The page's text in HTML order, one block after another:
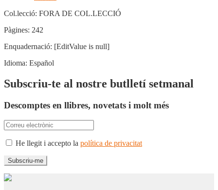
Col.lecció: FORA DE COL.LECCIÓ
Pàgines: 242
Enquadernació: [EditValue is null]
Idioma: Español
Subscriu-te al nostre butlletí setmanal
Descomptes en llibres, novetats i molt més
He llegit i accepto la política de privacitat